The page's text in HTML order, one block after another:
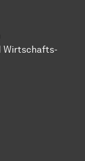
Wirt­schafts­